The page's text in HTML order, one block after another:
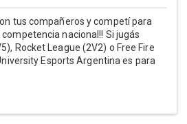
tus compañeros y competí para
nacional!! Si jugás
Rocket League (2V2) o Free Fire
Esports Argentina es para